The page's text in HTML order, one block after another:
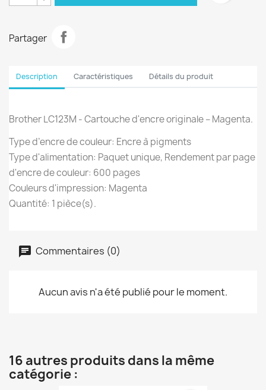
Partager
Description Caractéristiques Détails du produit
Brother LC123M - Cartouche d'encre originale – Magenta.
Type d’encre de couleur: Encre à pigments
Type d'alimentation: Paquet unique, Rendement par page
d'encre de couleur: 600 pages
Couleurs d'impression: Magenta
Quantité: 1 pièce(s).
Commentaires (0)
Aucun avis n'a été publié pour le moment.
16 autres produits dans la même
catégorie :